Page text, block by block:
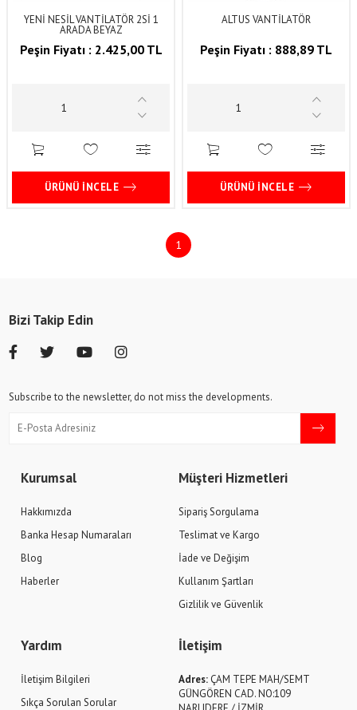
YENİ NESİL VANTİLATÖR 2Sİ 1
ARADA BEYAZ
Peşin Fiyatı : 2.425,00 TL
ÜRÜNÜ İNCELE
ALTUS VANTİLATÖR
Peşin Fiyatı : 888,89 TL
ÜRÜNÜ İNCELE
1
Kurumsal
Hakkımızda
Banka Hesap Numaraları
Blog
Haberler
Müşteri Hizmetleri
Sipariş Sorgulama
Teslimat ve Kargo
İade ve Değişim
Kullanım Şartları
Gizlilik ve Güvenlik
Yardım
İletişim Bilgileri
Sıkça Sorulan Sorular
İletişim
Adres: ÇAM TEPE MAH/SEMT
GÜNGÖREN CAD. NO:109
Bizi Takip Edin
Subscribe to the newsletter, do not miss the developments.